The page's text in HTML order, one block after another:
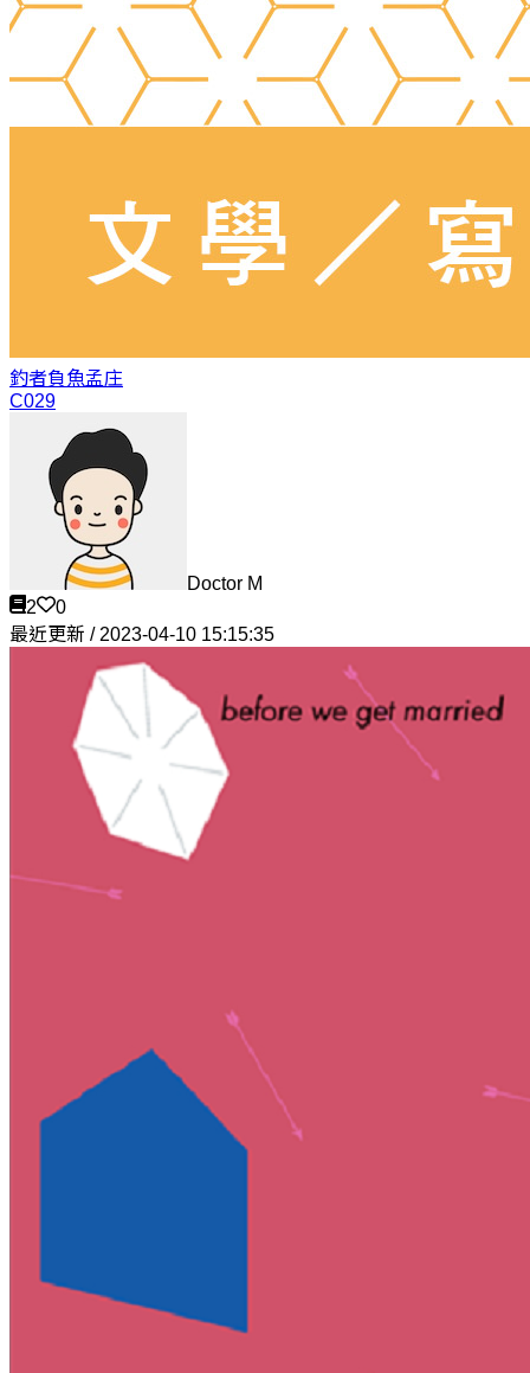
釣者負魚孟庄
C029
Doctor M
2
0
最近更新 / 2023-04-10 15:15:35